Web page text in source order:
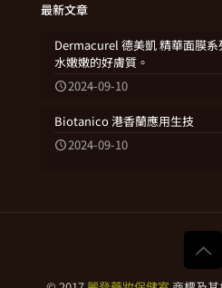
最新文章
Dermacurel 德美凱 精華面膜
水嫩嫩的好膚質。
2024-09-10
Biotanico 港香蘭應用生技
2024-09-10